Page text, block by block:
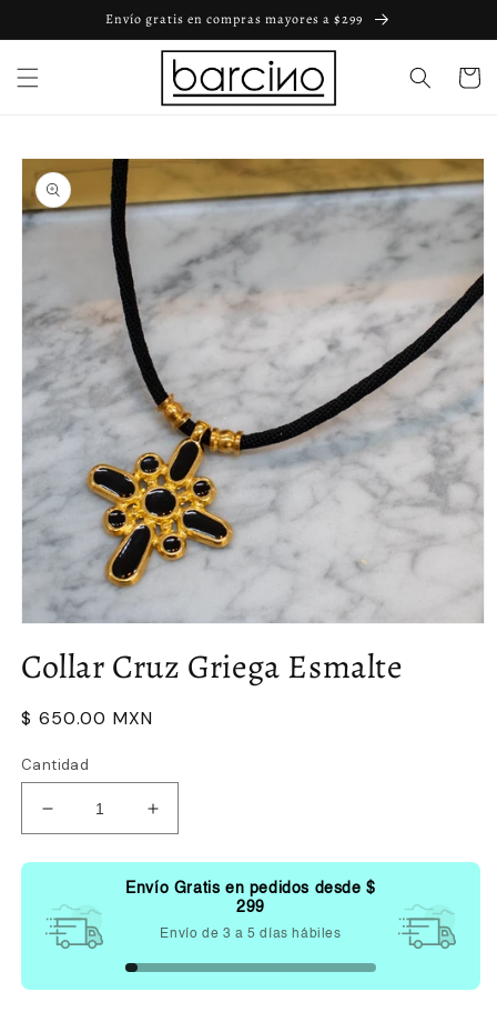
directamente
al contenido
Envío gratis en compras mayores a $299
Carrito
directamente
información
del producto
multimedia
1
una
ventana
Collar Cruz Griega Esmalte
Precio
$ 650.00 MXN
Cantidad
Reducir
cantidad
para
Cruz
Griega
Aumentar
cantidad
para
Collar
Griega
Esmalte
Envío Gratis en pedidos desde$
299
Envío de 3 a 5 días hábiles